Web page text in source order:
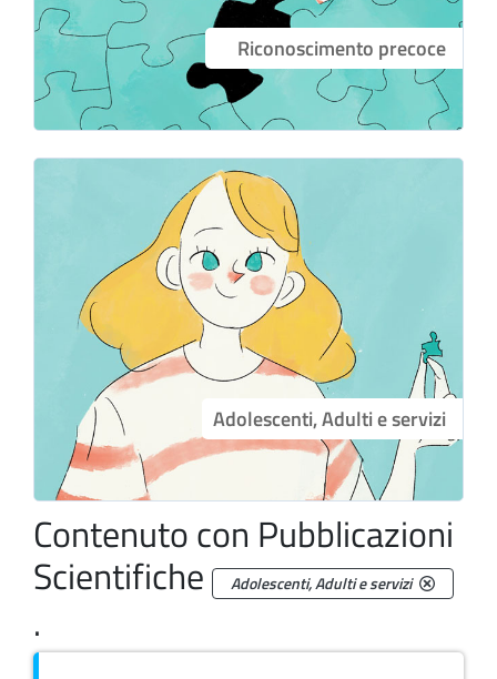
Riconoscimento precoce
Adolescenti, Adulti e servizi
Contenuto con Pubblicazioni
Scientifiche Adolescenti, Adulti e servizi
.